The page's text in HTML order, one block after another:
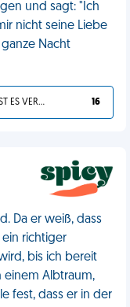
und sagt: "Ich
nicht seine Liebe
Nacht
DU HAST ES VERDIENT 16
Da er weiß, dass
richtiger
bis ich bereit
einem Albtraum,
fest, dass er in der